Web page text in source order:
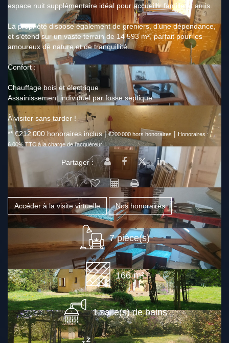
espace nuit supplémentaire idéal pour accueillir famille et amis.
La propriété dispose également de greniers, d'une dépendance,
et s'étend sur un vaste terrain de 14 593 m², parfait pour les
amoureux de nature et de tranquillité.
Confort :
Chauffage bois et électrique
Assainissement individuel par fosse septique
À visiter sans tarder !
** €212 000 honoraires inclus|€200 000 hors honoraires | Honoraires :
6.00% TTC à la charge de l'acquéreur
Partager :
Accéder à la visite virtuelle Nos honoraires
7 pièce(s)
166 m²
1 salle(s) de bains